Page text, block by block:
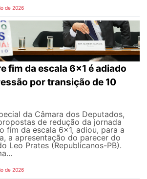
de 2026
fim da escala 6x1 é adiado
por transição de 10
da Câmara dos Deputados,
de redução da jornada
fim da escala 6x1, adiou, para a
a apresentação do parecer do
Leo Prates (Republicanos-PB).
de 2026